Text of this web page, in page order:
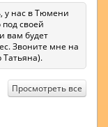
у нас в Тюмени
своей
вам будет
Звоните мне на
Татьяна).
Просмотреть все